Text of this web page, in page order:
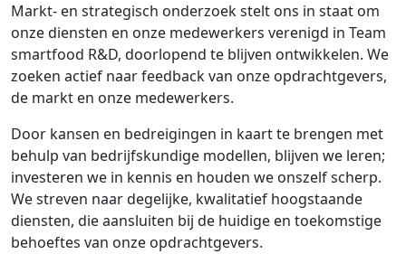
Markt- en strategisch onderzoek stelt ons in staat om
onze diensten en onze medewerkers verenigd in Team
smartfood R&D, doorlopend te blijven ontwikkelen. We
zoeken actief naar feedback van onze opdrachtgevers,
de markt en onze medewerkers.
Door kansen en bedreigingen in kaart te brengen met
behulp van bedrijfskundige modellen, blijven we leren;
investeren we in kennis en houden we onszelf scherp.
We streven naar degelijke, kwalitatief hoogstaande
diensten, die aansluiten bij de huidige en toekomstige
behoeftes van onze opdrachtgevers.